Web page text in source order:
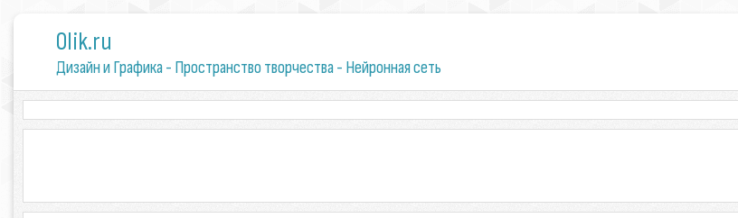
0lik.ru
Дизайн и Графика - Пространство творчества - Нейронная сеть